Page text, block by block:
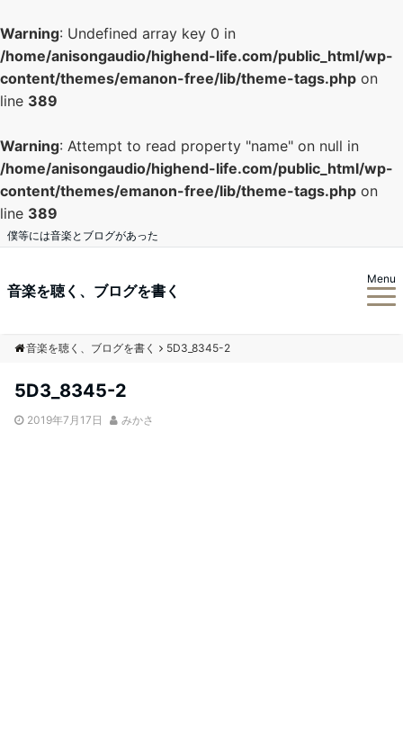
Warning: Undefined array key 0 in
/home/anisongaudio/highend-life.com/public_html/wp-
content/themes/emanon-free/lib/theme-tags.php on
line 389
Warning: Attempt to read property "name" on null in
/home/anisongaudio/highend-life.com/public_html/wp-
content/themes/emanon-free/lib/theme-tags.php on
line 389
僕等には音楽とブログがあった
音楽を聴く、ブログを書く
Menu
音楽を聴く、ブログを書く 5D3_8345-2
5D3_8345-2
2019年7月17日 みかさ